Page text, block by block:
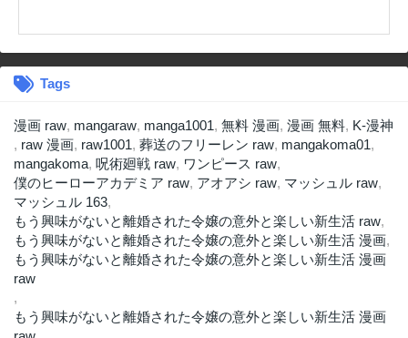
Tags
漫画 raw, mangaraw, manga1001, 無料 漫画, 漫画 無料, K-漫神
, raw 漫画, raw1001, 葬送のフリーレン raw, mangakoma01,
mangakoma, 呪術廻戦 raw, ワンピース raw,
僕のヒーローアカデミア raw, アオアシ raw, マッシュル raw,
マッシュル 163,
もう興味がないと離婚された令嬢の意外と楽しい新生活 raw,
もう興味がないと離婚された令嬢の意外と楽しい新生活 漫画,
もう興味がないと離婚された令嬢の意外と楽しい新生活 漫画
raw
,
もう興味がないと離婚された令嬢の意外と楽しい新生活 漫画